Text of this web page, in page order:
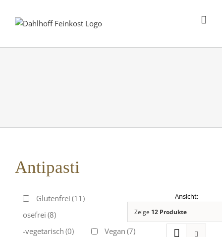
Antipasti
Glutenfrei (11)
Laktosefrei (8)
Ovo-vegetarisch (0) Vegan (7)
Zeige 12 Produkte